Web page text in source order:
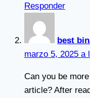
Responder
best
marzo 5, 2025 a
Can you be
article? After